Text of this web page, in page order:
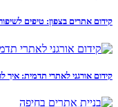
קידום אתרים בצפון: טיפים
קידום אורגני לאתרי תדמית: איך